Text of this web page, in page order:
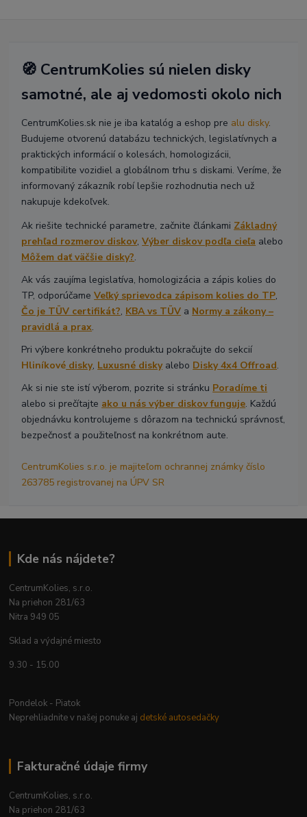
🧭 CentrumKolies sú nielen disky
samotné, ale aj vedomosti okolo nich
CentrumKolies.sk nie je iba katalóg a eshop pre alu disky.
Budujeme otvorenú databázu technických, legislatívnych a
praktických informácií o kolesách, homologizácii,
kompatibilite vozidiel a globálnom trhu s diskami. Veríme, že
informovaný zákazník robí lepšie rozhodnutia nech už
nakupuje kdekoľvek.
Ak riešite technické parametre, začnite článkami Základný
prehľad rozmerov diskov,Výber diskov podľa cieľa alebo
Môžem dať väčšie disky?.
Ak vás zaujíma legislatíva, homologizácia a zápis kolies do
TP, odporúčameVeľký sprievodca zápisom kolies do TP,
Čo je TÜV certifikát?, KBA vs TÜV a Normy a zákony –
pravidlá a prax.
Pri výbere konkrétneho produktu pokračujte do sekcií
Hliníkové disky, Luxusné diskyalebo Disky 4x4 Offroad.
Ak si nie ste istí výberom, pozrite si stránku Poradíme ti
alebo si prečítajte ako u nás výber diskov funguje. Každú
objednávku kontrolujeme s dôrazom na technickú správnosť,
bezpečnosť a použiteľnosť na konkrétnom aute.
CentrumKolies s.r.o. je majiteľom ochrannej známky číslo
263785 registrovanej na ÚPV SR
Kde nás nájdete?
CentrumKolies, s.r.o.
Na priehon 281/63
Nitra 949 05
Sklad a výdajné miesto
9.30 - 15.00
Pondelok - Piatok
Neprehliadnite v našej ponuke aj detské autosedačky
Fakturačné údaje firmy
CentrumKolies, s.r.o.
Na priehon 281/63